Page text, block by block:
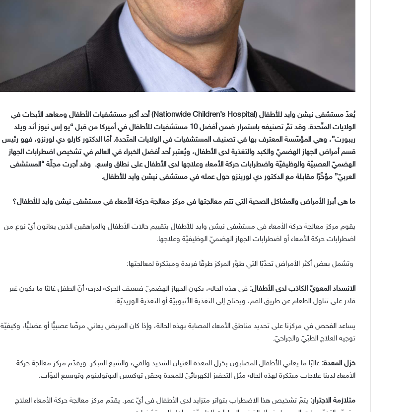
يُعدّ مستشفى نيشن وايد للأطفال (Nationwide Children’s Hospital)
أحد أكبر مستشفيات الأطفال ومعاهد الأبحاث في
الولايات المتّحدة. وقد تمّ تصنيفه باستمرار ضمن أفضل10 مستشفيات للأطفال في أميركا من قبل “يو إس نيوز أند ويلد
ريبورت”، وهي المؤسّسة المعترف بها في تصنيف المستشفيات في الولايات المتّحدة. أمّا الدكتور كارلو دي لورنزو، فهو رئيس
قسم أمراض الجهاز الهضميّ والكبد والتغذية لدى الأطفال، ويُعتبر أحد أفضل الخبراء في العالم في تشخيص اضطرابات الجهاز
الهضميّ العصبيّة والوظيفيّة واضطرابات حركة الأمعاء وعلاجها لدى الأطفال على نطاق واسع. وقد أجرت مجلّة “المستشفى
العربيّ” مؤخّرًا مقابلة مع الدكتور دي لورينزو حول عمله في مستشفى نيشن وايد للأطفال.
ما هي أبرز الأمراض والمشاكل الصحية التي تتم معالجتها في مركز معالجة حركة الأمعاء في مستشفى نيشن وايد للأطفال؟
يقوم مركز معالجة حركة الأمعاء في مستشفى نيشن وايد للأطفال بتقييم حالات الأطفال والمراهقين الذين يعانون أيّ نوع من
اضطرابات حركة الأمعاء أو اضطرابات الجهاز الهضميّ الوظيفيّة وعلاجها.
وتشمل بعض أكثر الأمراض تحدّيًا التي طوّر المركز طرقًا فريدة ومبتكرة لمعالجتها:
الانسداد المعويّ الكاذب لدى الأطفال: في هذه الحالة، يكون الجهاز الهضميّ ضعيف الحركة لدرجة أنّ الطفل غالبًا ما يكون غير
قادر على تناول الطعام عن طريق الفم، ويحتاج إلى التغذية الأنبوبيّة أو التغذية الوريديّة.
يساعد الفحص في مركزنا على تحديد مناطق الأمعاء المصابة بهذه الحالة، وإذا كان المريض يعاني مرضًا عصبيًّا أو عضليًّا، وكيفيّة
توجيه العلاج الطبّيّ والجراحيّ.
خزل المعدة: غالبًا ما يعاني الأطفال المصابون بخزل المعدة الغثيان الشديد والقيء والشبع المبكر. ويقدّم مركز معالجة حركة
الأمعاء لدينا علاجات مبتكرة لهذه الحالة مثل التحفيز الكهربائيّ للمعدة وحقن توكسين البوتولينوم وتوسيع البوّاب.
متلازمة الاجترار: يتمّ تشخيص هذا الاضطراب بتواتر متزايد لدى الأطفال في أيّ عمر. يقدّم مركز معالجة حركة الأمعاء العلاج